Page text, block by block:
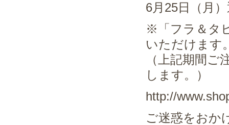
6月25日（月
※「フラ＆タ
いただけます
（上記期間ご
します。）
http://
ご迷惑をおか